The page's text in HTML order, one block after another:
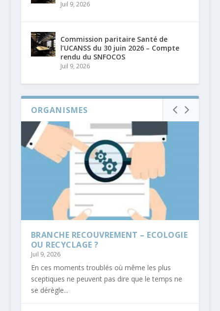
Juil 9, 2026
Commission paritaire Santé de
l’UCANSS du 30 juin 2026 – Compte
rendu du SNFOCOS
Juil 9, 2026
ORGANISMES
BRANCHE RECOUVREMENT – ECOLOGIE
OU RECYCLAGE ?
Juil 9, 2026
En ces moments troublés où même les plus
sceptiques ne peuvent pas dire que le temps ne
se dérègle...